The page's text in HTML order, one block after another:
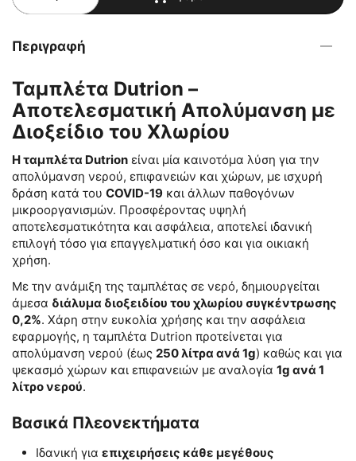
Περιγραφή
Ταμπλέτα Dutrion –
Αποτελεσματική Απολύμανση με
Διοξείδιο του Χλωρίου
Η ταμπλέτα Dutrion είναι μία καινοτόμα λύση για την
απολύμανση νερού, επιφανειών και χώρων, με ισχυρή
δράση κατά του COVID-19 και άλλων παθογόνων
μικροοργανισμών. Προσφέροντας υψηλή
αποτελεσματικότητα και ασφάλεια, αποτελεί ιδανική
επιλογή τόσο για επαγγελματική όσο και για οικιακή
χρήση.
Με την ανάμιξη της ταμπλέτας σε νερό, δημιουργείται
άμεσα διάλυμα διοξειδίου του χλωρίου συγκέντρωσης
0,2%. Χάρη στην ευκολία χρήσης και την ασφάλεια
εφαρμογής, η ταμπλέτα Dutrion προτείνεται για
απολύμανση νερού (έως 250 λίτρα ανά 1g) καθώς και για
ψεκασμό χώρων και επιφανειών με αναλογία 1g ανά 1
λίτρο νερού.
Βασικά Πλεονεκτήματα
Ιδανική για επιχειρήσεις κάθε μεγέθους